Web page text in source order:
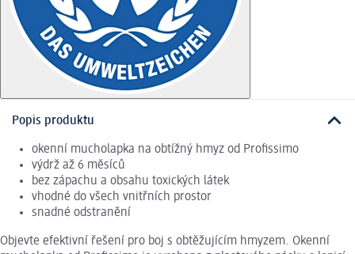
Popis produktu
okenní mucholapka na obtížný hmyz od Profissimo
výdrž až 6 měsíců
bez zápachu a obsahu toxických látek
vhodné do všech vnitřních prostor
snadné odstranění
Objevte efektivní řešení pro boj s obtěžujícím hmyzem. Okenní